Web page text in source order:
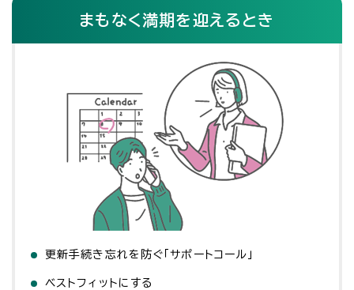
まもなく満期を迎えるとき
更新手続き忘れを防ぐ「サポートコール」
ベストフィットにする